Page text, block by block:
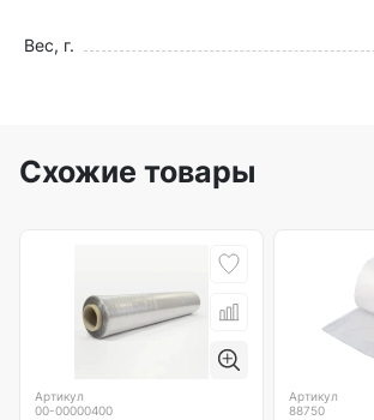
Вес, г.
Схожие товары
Артикул
00-00000400
Артикул
88750